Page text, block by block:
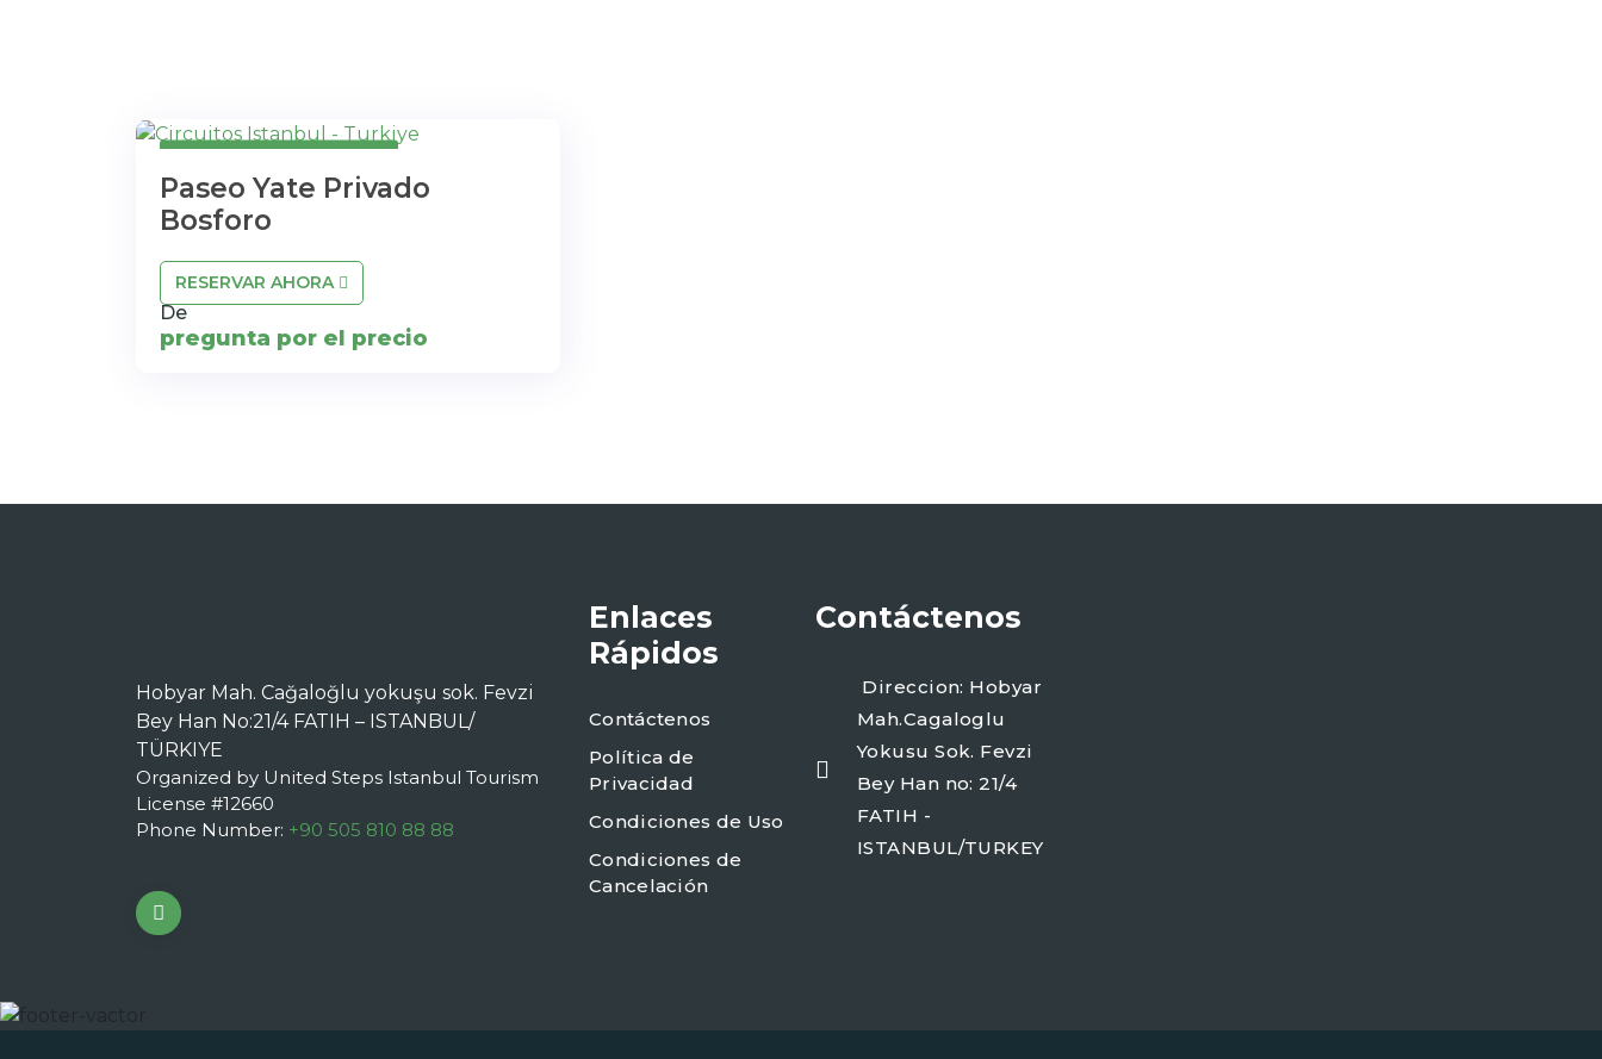
Paseo Yate Privado
Bosforo
RESERVAR AHORA
De
pregunta por el precio
Hobyar Mah. Cağaloğlu yokuşu sok. Fevzi
Bey Han No:21/4 FATIH – ISTANBUL/
TÜRKIYE
Organized by United Steps Istanbul Tourism
License #12660
Phone Number: +90 505 810 88 88
Enlaces
Rápidos
Contáctenos
Política de
Privacidad
Condiciones de Uso
Condiciones de
Cancelación
Contáctenos
Direccion: Hobyar
Mah.Cagaloglu
Yokusu Sok. Fevzi
Bey Han no: 21/4
FATIH -
ISTANBUL/TURKEY